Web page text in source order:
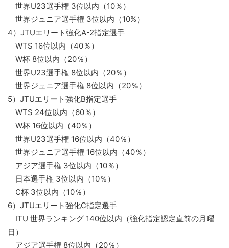
世界U23選手権 3位以内（10％）
世界ジュニア選手権 3位以内（10%）
4）JTUエリート強化A-2指定選手
WTS 16位以内（40％）
W杯 8位以内（20％）
世界U23選手権 8位以内（20％）
世界ジュニア選手権 8位以内（20％）
5）JTUエリート強化B指定選手
WTS 24位以内（60％）
W杯 16位以内（40％）
世界U23選手権 16位以内（40％）
世界ジュニア選手権 16位以内（40％）
アジア選手権 3位以内（10％）
日本選手権 3位以内（10％）
C杯 3位以内（10％）
6）JTUエリート強化C指定選手
ITU 世界ランキング 140位以内（強化指定認定直前の月曜
日）
アジア選手権 8位以内（20％）